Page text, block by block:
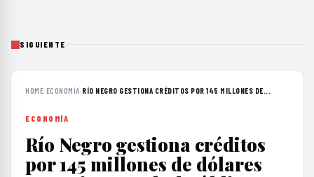
SIGUIENTE
HOME›ECONOMÍA›RÍO NEGRO GESTIONA CRÉDITOS POR 145 MILLONES DE...
ECONOMÍA
Río Negro gestiona créditos
por 145 millones de dólares